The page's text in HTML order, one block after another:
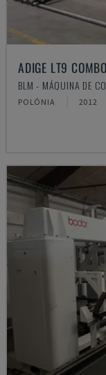
ADIGE LT9
BLM - MÁQUINA DE
POLÓNIA 2012